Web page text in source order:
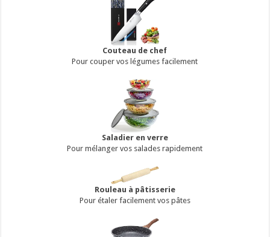
Couteau de chef
Pour couper vos légumes facilement
Saladier en verre
Pour mélanger vos salades rapidement
Rouleau à pâtisserie
Pour étaler facilement vos pâtes